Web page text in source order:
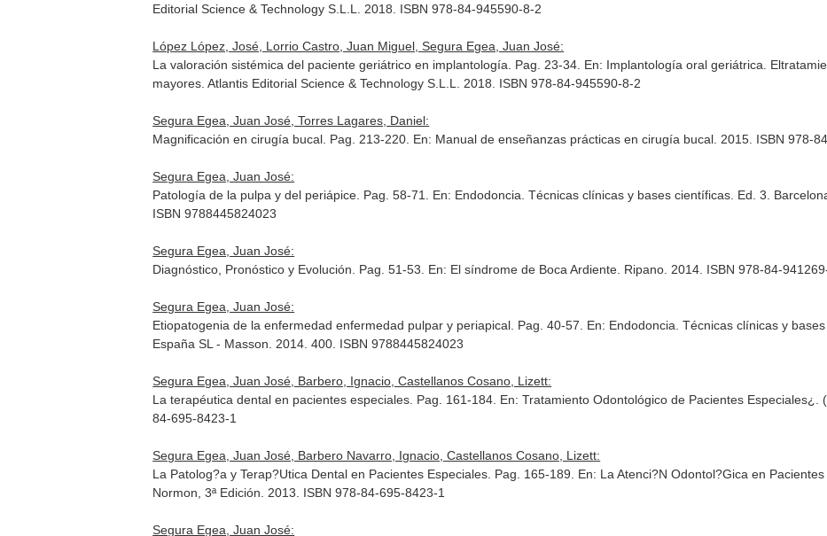
Editorial Science & Technology S.L.L. 2018. ISBN 978-84-945590-8-2
López López, José, Lorrio Castro, Juan Miguel, Segura Egea, Juan José:
La valoración sistémica del paciente geriátrico en implantología. Pag. 23-34. En: Implantología oral geriátrica.
mayores . Atlantis Editorial Science & Technology S.L.L. 2018. ISBN 978-84-945590-8-2
Segura Egea, Juan José, Torres Lagares, Daniel:
Magnificación en cirugía bucal. Pag. 213-220. En: Manual de enseñanzas prácticas en cirugía bucal . 2015. ISBN 978-
Segura Egea, Juan José:
Patología de la pulpa y del periápice. Pag. 58-71. En: Endodoncia. Técnicas clínicas y bases científicas . Ed. 3.
ISBN 9788445824023
Segura Egea, Juan José:
Diagnóstico, Pronóstico y Evolución. Pag. 51-53. En: El síndrome de Boca Ardiente . Ripano. 2014. ISBN 978-84-
Segura Egea, Juan José:
Etiopatogenia de la enfermedad enfermedad pulpar y periapical. Pag. 40-57. En: Endodoncia. Técnicas clínicas y
España SL - Masson. 2014. 400. ISBN 9788445824023
Segura Egea, Juan José, Barbero, Ignacio, Castellanos Cosano, Lizett:
La terapéutica dental en pacientes especiales. Pag. 161-184. En: Tratamiento Odontológico de Pacientes Especiales¿.
84-695-8423-1
Segura Egea, Juan José, Barbero Navarro, Ignacio, Castellanos Cosano, Lizett:
La Patolog?a y Terap?Utica Dental en Pacientes Especiales. Pag. 165-189. En: La Atenci?N Odontol?Gica en
Normon, 3ª Edición. 2013. ISBN 978-84-695-8423-1
Segura Egea, Juan José: